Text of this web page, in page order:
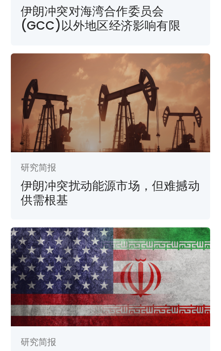
伊朗冲突对海湾合作委员会
(GCC)以外地区经济影响有限
研究简报
伊朗冲突扰动能源市场，但难撼动
供需根基
研究简报